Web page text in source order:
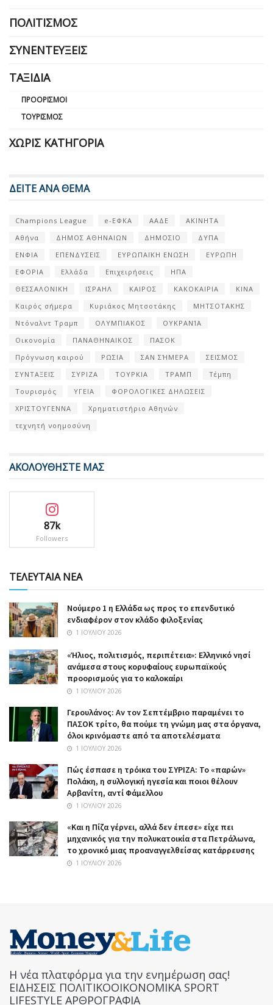
ΠΟΛΙΤΙΣΜΌΣ
ΣΥΝΕΝΤΕΎΞΕΙΣ
ΤΑΞΊΔΙΑ
ΠΡΟΟΡΙΣΜΟΊ
ΤΟΥΡΙΣΜΌΣ
ΧΩΡΊΣ ΚΑΤΗΓΟΡΊΑ
ΔΕΙΤΕ ΑΝΑ ΘΕΜΑ
Champions League e-ΕΦΚΑ ΑΑΔΕ
ΑΚΙΝΗΤΑ
Αθήνα
ΔΗΜΟΣ ΑΘΗΝΑΙΩΝ ΔΗΜΟΣΙΟ
ΔΥΠΑ
ΕΝΦΙΑ
ΕΠΕΝΔΥΣΕΙΣ ΕΥΡΩΠΑΪΚΗ ΕΝΩΣΗ
ΕΥΡΩΠΗ
ΕΦΟΡΙΑ
Ελλάδα Επιχειρήσεις
ΗΠΑ
ΘΕΣΣΑΛΟΝΙΚΗ
ΙΣΡΑΗΛ ΚΑΙΡΟΣ ΚΑΚΟΚΑΙΡΙΑ
ΚΙΝΑ
Καιρός σήμερα
Κυριάκος Μητσοτάκης
ΜΗΤΣΟΤΑΚΗΣ
Ντόναλντ Τραμπ
ΟΛΥΜΠΙΑΚΟΣ
ΟΥΚΡΑΝΊΑ
Οικονομία
ΠΑΝΑΘΗΝΑΙΚΟΣ
ΠΑΣΟΚ
Πρόγνωση καιρού
ΡΩΣΙΑ ΣΑΝ ΣΉΜΕΡΑ
ΣΕΙΣΜΟΣ
ΣΥΝΤΑΞΕΙΣ
ΣΥΡΙΖΑ ΤΟΥΡΚΙΑ ΤΡΑΜΠ
Τέμπη
Τουρισμός
ΥΓΕΙΑ
ΦΟΡΟΛΟΓΙΚΕΣ ΔΗΛΩΣΕΙΣ
ΧΡΙΣΤΟΥΓΕΝΝΑ
Χρηματιστήριο Αθηνών
τεχνητή νοημοσύνη
ΑΚΟΛΟΥΘΗΣΤΕ ΜΑΣ
87k
Followers
ΤΕΛΕΥΤΑΙΑ ΝΕΑ
Nούμερο 1 η Ελλάδα ως προς το επενδυτικό
ενδιαφέρον στον κλάδο φιλοξενίας
1 ΙΟΥΛΊΟΥ 2026
«Ήλιος, πολιτισμός, περιπέτεια»: Ελληνικό νησί
ανάμεσα στους κορυφαίους ευρωπαϊκούς
προορισμούς για το καλοκαίρι
1 ΙΟΥΛΊΟΥ 2026
Γερουλάνος: Αν τον Σεπτέμβριο παραμένει το
ΠΑΣΟΚ τρίτο, θα πούμε τη γνώμη μας στα όργανα,
όλοι κρινόμαστε από τα αποτελέσματα
1 ΙΟΥΛΊΟΥ 2026
Πώς έσπασε η τρόικα του ΣΥΡΙΖΑ: Το «παρών»
Πολάκη, η συλλογική ηγεσία και ποιοι θέλουν
Αρβανίτη, αντί Φάμελλου
1 ΙΟΥΛΊΟΥ 2026
«Και η Πίζα γέρνει, αλλά δεν έπεσε» είχε πει
μηχανικός για την πολυκατοικία στα Πετράλωνα,
το χρονικό μιας προαναγγελθείσας κατάρρευσης
1 ΙΟΥΛΊΟΥ 2026
Η νέα πλατφόρμα για την ενημέρωση σας!
ΕΙΔΗΣΕΙΣ ΠΟΛΙΤΙΚΟΟΙΚΟΝΟΜΙΚΑ SPORT
LIFESTYLE ΑΡΘΡΟΓΡΑΦΙΑ